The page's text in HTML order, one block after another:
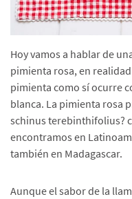
Hoy vamos a hablar de
pimienta rosa, en
pimienta como sí ocurre
blanca. La pimienta rosa
schinus terebinthifolius?
encontramos en
también en Madagascar.
Aunque el sabor de la